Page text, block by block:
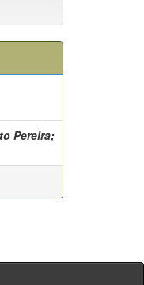
Pereira;